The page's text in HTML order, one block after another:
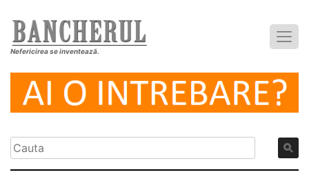
Nefericirea se inventează.